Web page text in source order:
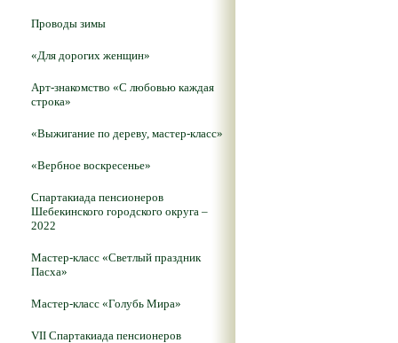
Проводы зимы
«Для дорогих женщин»
Арт-знакомство «С любовью каждая
строка»
«Выжигание по дереву, мастер-класс»
«Вербное воскресенье»
Спартакиада пенсионеров
Шебекинского городского округа –
2022
Мастер-класс «Светлый праздник
Пасха»
Мастер-класс «Голубь Мира»
VII Спартакиада пенсионеров